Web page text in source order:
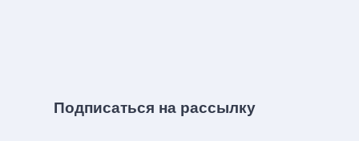
Подписаться на рассылку